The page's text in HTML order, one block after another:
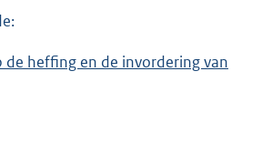
de heffing en de invordering van